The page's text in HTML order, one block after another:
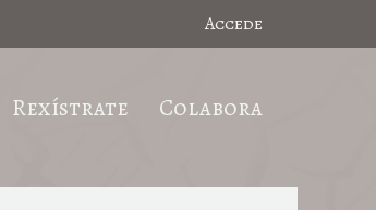
Accede
Rexístrate Colabora